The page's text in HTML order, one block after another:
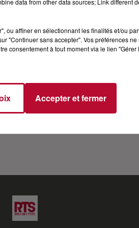
FOIS DANS UNE
en Belgique ? Saurez vous
filtres sur sa vie, son
aux artistes de s'exprimer,
ou affiner en sélectionnant les finalités et/ou
"Continuer sans accepter". Vos préférences
consentement à tout moment via le lien
Accepter et fermer